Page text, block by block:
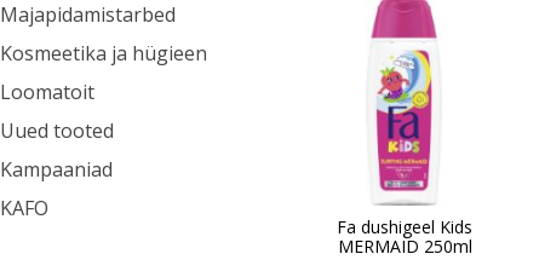
Majapidamistarbed
Kosmeetika ja hügieen
Loomatoit
Uued tooted
Kampaaniad
KAFO
Fa dushigeel Kids
MERMAID 250ml